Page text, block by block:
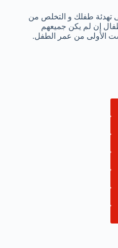
تهدئة طفلك و التخلص من
إن لم يكن جميعهم
الأولى من عمر الطفل.